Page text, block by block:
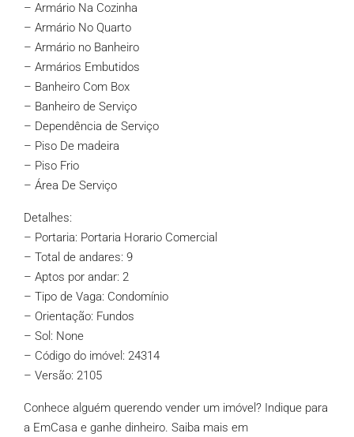
– Armário Na Cozinha
– Armário No Quarto
– Armário no Banheiro
– Armários Embutidos
– Banheiro Com Box
– Banheiro de Serviço
– Dependência de Serviço
– Piso De madeira
– Piso Frio
– Área De Serviço
Detalhes:
– Portaria: Portaria Horario Comercial
– Total de andares: 9
– Aptos por andar: 2
– Tipo de Vaga: Condomínio
– Orientação: Fundos
– Sol: None
– Código do imóvel: 24314
– Versão: 2105
Conhece alguém querendo vender um imóvel? Indique para
a EmCasa e ganhe dinheiro. Saiba mais em